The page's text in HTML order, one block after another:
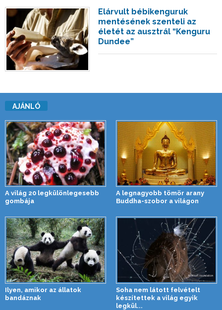
Elárvult bébikenguruk
mentésének szenteli az
életét az ausztrál “Kenguru
Dundee”
AJÁNLÓ
A világ 20 legkülönlegesebb
gombája
A legnagyobb tömör arany
Buddha-szobor a világon
Ilyen, amikor az állatok
bandáznak
Soha nem látott felvételt
készítettek a világ egyik
legkül...